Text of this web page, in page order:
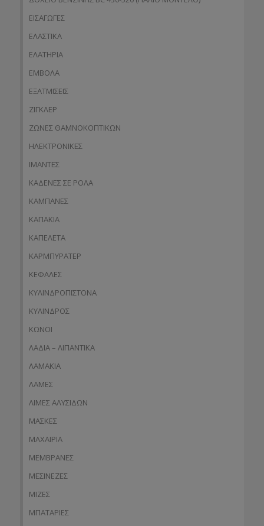
ΕΙΣΑΓΩΓΕΣ
ΕΛΑΣΤΙΚΑ
ΕΛΑΤΗΡΙΑ
ΕΜΒΟΛΑ
ΕΞΑΤΜΙΣΕΙΣ
ΖΙΓΚΛΕΡ
ΖΩΝΕΣ ΘΑΜΝΟΚΟΠΤΙΚΩΝ
ΗΛΕΚΤΡΟΝΙΚΕΣ
ΙΜΑΝΤΕΣ
ΚΑΔΕΝΕΣ ΣΕ ΡΟΛΑ
ΚΑΜΠΑΝΕΣ
ΚΑΠΑΚΙΑ
ΚΑΠΕΛΕΤΑ
ΚΑΡΜΠΥΡΑΤΕΡ
ΚΕΦΑΛΕΣ
ΚΥΛΙΝΔΡΟΠΙΣΤΟΝΑ
ΚΥΛΙΝΔΡΟΣ
ΚΩΝΟΙ
ΛΑΔΙΑ – ΛΙΠΑΝΤΙΚΑ
ΛΑΜΑΚΙΑ
ΛΑΜΕΣ
ΛΙΜΕΣ ΑΛΥΣΙΔΩΝ
ΜΑΣΚΕΣ
ΜΑΧΑΙΡΙΑ
ΜΕΜΒΡΑΝΕΣ
ΜΕΣΙΝΕΖΕΣ
ΜΙΖΕΣ
ΜΠΑΤΑΡΙΕΣ